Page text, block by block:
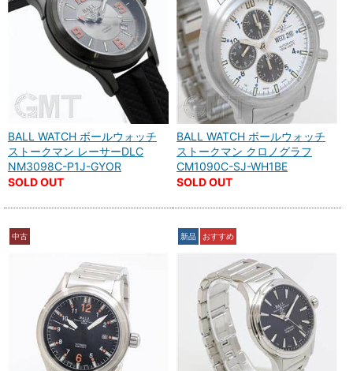
BALL WATCH ボールウォッチ
ストークマン レーサーDLC
NM3098C-P1J-GYOR
SOLD OUT
BALL WATCH ボールウォッチ
ストークマン クロノグラフ
CM1090C-SJ-WH1BE
SOLD OUT
中古 新品 おすすめ